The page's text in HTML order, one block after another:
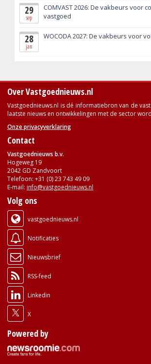
29
sep
COMVAST 2026: De vakbeurs voor
vastgoed
28
jan
WOCODA 2027: De vakbeurs voor
Over Vastgoednieuws.nl
Vastgoednieuws.nl is dé informatiebron van de
laatste nieuws en ontwikkelingen met de sector
Onze privacyverklaring
Contact
Vastgoednieuws b.v.
Hogeweg 19
2042 GD Zandvoort
Telefoon: +31 (0) 23 743 49 09
E-mail: info@vastgoednieuws.nl
Volg ons
vastgoednieuws.nl
Notificaties
Nieuwsbrief
RSS-feed
Linkedin
X
Powered by